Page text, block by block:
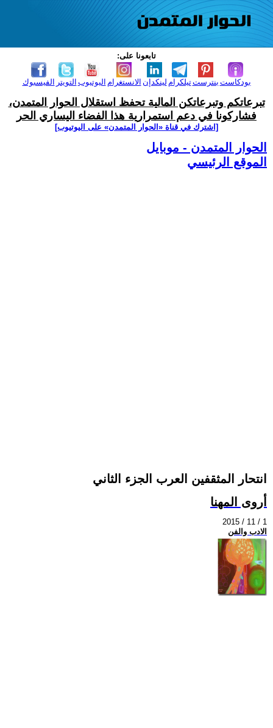
تابعونا على:
الفيسبوك التويتر اليوتيوب الانستغرام لينكدإن تيلكرامبنترست بودكاست
تبرعاتكم وتبرعاتكن المالية تحفظ استقلال الحوار المتمدن،
فشاركونا في دعم استمرارية هذا الفضاء اليساري الحر
[اشترك في قناة ‫«الحوار المتمدن» على اليوتيوب]
الحوار المتمدن - موبايل
الموقع الرئيسي
انتحار المثقفين العرب الجزء الثاني
أروى المهنا
2015 / 11 / 1
الادب والفن